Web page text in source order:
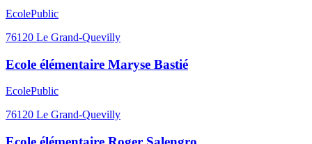
EcolePublic
76120 Le Grand-Quevilly
Ecole élémentaire Maryse Bastié
EcolePublic
76120 Le Grand-Quevilly